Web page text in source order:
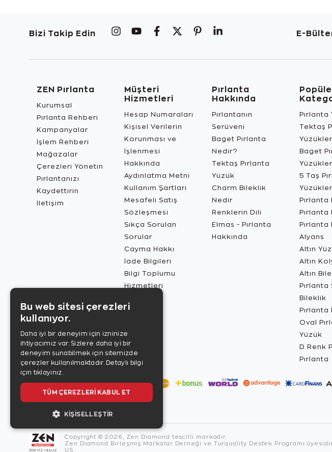
Bizi Takip Edin E-
ZEN Pırlanta
Kurumsal
Pırlanta Rehberi
Kampanyalar
İşlem Rehberi
Mağazalar
Çerezleri Yönetin
Pırlantanızı
Kaydettirin
İletişim
Müşteri
Hizmetleri
Hesap Numaraları
Kişisel Verilerin
Korunması ve
İşlenmesi
Hakkında
Aydınlatma Metni
Kullanım Şartları
Mesafeli Satış
Sözleşmesi
Sıkça Sorulan
Sorular
Cayma Hakkı
İade Bilgileri
Bilgi Toplumu
Hizmetleri
Pırlanta
Hakkında
Pırlantanın
Serüveni
Baget Pırlanta
Nedir?
Tektaş Pırlanta
Yüzük
Charm Bileklik
Nedir
Renklerin Dili
Elmas - Pırlanta
Hakkında
Pırlanta
Tektaş
Yüzükler
Baget
Yüzükler
5 Taş
Yüzükler
Pırlanta
Pırlanta
Pırlanta
Alyans
Altın
Altın
Altın
Pırlanta
Bileklik
Pırlanta
Oval
Yüzük
D Renk
Pırlanta
Copyright © 2026, Zen Diamond tescilli markadır.
Zen Diamond Birleşmiş Markalar Derneği ve Turquality Destek Programı
US
Bu web sitesi çerezleri
kullanıyor.
Daha iyi bir deneyim için izninize
ihtiyacımız var. Sizlere daha iyi bir
deneyim sunabilmek için sitemizde
çerezler kullanılmaktadır. Detaylı bilgi
için tıklayınız.
TÜM ÇEREZLERI KABUL ET
KIŞISELLEŞTIR